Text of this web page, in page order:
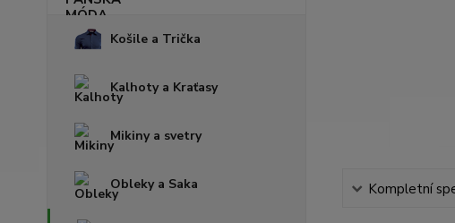
Košile a Trička
Kalhoty a Kraťasy
Mikiny a svetry
Obleky a Saka Kompletní